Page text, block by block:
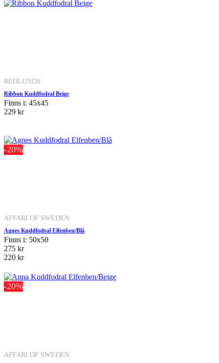
REDLUNDS
Ribbon Kuddfodral Beige
Finns i: 45x45
229 kr
-20%
AFFARI OF SWEDEN
Agnes Kuddfodral Elfenben/Blå
Finns i: 50x50
275 kr
220 kr
-20%
AFFARI OF SWEDEN